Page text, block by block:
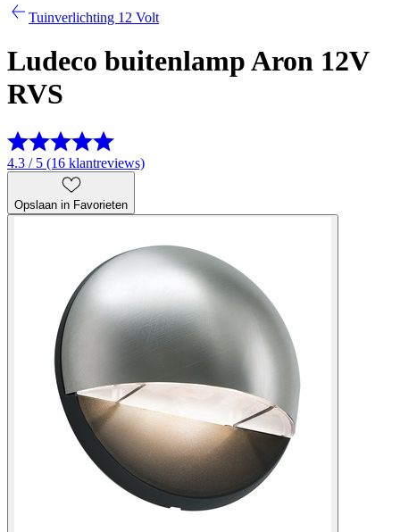
Tuinverlichting 12 Volt
Ludeco buitenlamp Aron 12V
RVS
4.3 / 5 (16 klantreviews)
Opslaan in Favorieten